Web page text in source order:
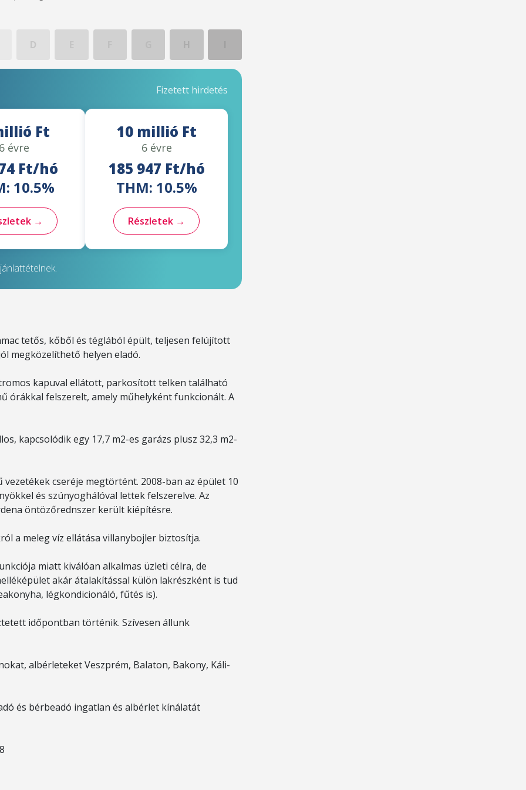
D
Fizetett hirdetés
Ft
évre
Ft/hó
10.5%
→
10 millió Ft
6 évre
185 947 Ft/hó
THM: 10.5%
Részletek →
tetős, kőből és téglából épült, teljesen felújított
megközelíthető helyen eladó.
kapuval ellátott, parkosított telken található
órákkal felszerelt, amely műhelyként funkcionált. A
kapcsolódik egy 17,7 m2-es garázs plusz 32,3 m2-
cseréje megtörtént. 2008-ban az épület 10
és szúnyoghálóval lettek felszerelve. Az
öntözőrednszer került kiépítésre.
a meleg víz ellátása villanybojler biztosítja.
miatt kiválóan alkalmas üzleti célra, de
akár átalakítással külön lakrészként is tud
légkondicionáló, fűtés is).
időpontban történik. Szívesen állunk
albérleteket Veszprém, Balaton, Bakony, Káli-
és bérbeadó ingatlan és albérlet kínálatát